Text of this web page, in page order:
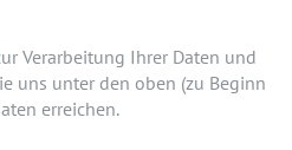
Verarbeitung Ihrer Daten und
uns unter den oben (zu Beginn
erreichen.